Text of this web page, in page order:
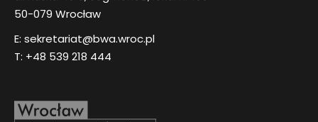
50-079 Wrocław
E: sekretariat@bwa.wroc.pl
T: +48 539 218 444